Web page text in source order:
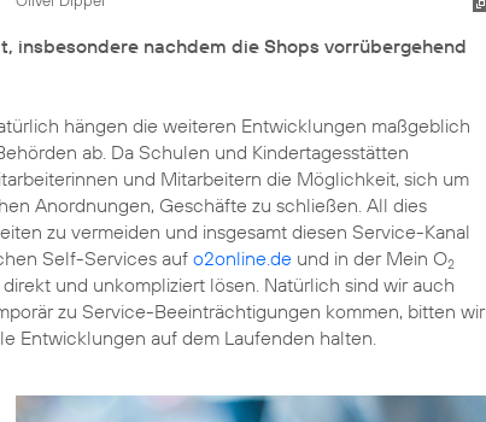
nachdem die Shops vorrübergehend
hängen die weiteren Entwicklungen maßgeblich
ab. Da Schulen und Kindertagesstätten
und Mitarbeitern die Möglichkeit, sich um
Anordnungen, Geschäfte zu schließen. All dies
zu vermeiden und insgesamt diesen Service-Kanal
Self-Services auf o2online.de und in der Mein O2
und unkompliziert lösen. Natürlich sind wir auch
zu Service-Beeinträchtigungen kommen, bitten wir
Entwicklungen auf dem Laufenden halten.